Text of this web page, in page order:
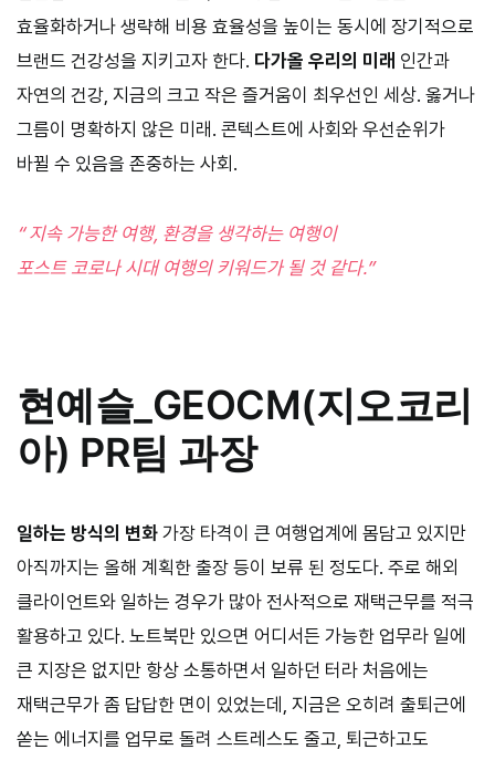
효율화하거나 생략해 비용 효율성을 높이는 동시에 장기적으로
브랜드 건강성을 지키고자 한다. 다가올 우리의 미래 인간과
자연의 건강, 지금의 크고 작은 즐거움이 최우선인 세상. 옳거나
그름이 명확하지 않은 미래. 콘텍스트에 사회와 우선순위가
바뀔 수 있음을 존중하는 사회.
“ 지속 가능한 여행, 환경을 생각하는 여행이
포스트 코로나 시대 여행의 키워드가 될 것 같다.”
현예슬 GEOCM(지오코리
아) PR팀 과장
일하는 방식의 변화 가장 타격이 큰 여행업계에 몸담고 있지만
아직까지는 올해 계획한 출장 등이 보류 된 정도다. 주로 해외
클라이언트와 일하는 경우가 많아 전사적으로 재택근무를 적극
활용하고 있다. 노트북만 있으면 어디서든 가능한 업무라 일에
큰 지장은 없지만 항상 소통하면서 일하던 터라 처음에는
재택근무가 좀 답답한 면이 있었는데, 지금은 오히려 출퇴근에
쏟는 에너지를 업무로 돌려 스트레스도 줄고, 퇴근하고도